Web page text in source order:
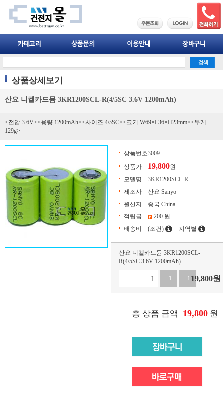
상품상세보기
산요 니켈카드뮴 3KR1200SCL-R(4/5SC 3.6V 1200mAh)
<전압 3.6V><용량 1200mAh><사이즈 4/5SC><크기 W69×L36×H23mm><무게
129g>
상품번호3009
상품가
19,800원
모델명
3KR1200SCL-R
제조사
산요 Sanyo
원산지
중국 China
적립금
200 원
배송비
(조건) 지역별
산요 니켈카드뮴 3KR1200SCL-
R(4/5SC 3.6V 1200mAh)
+1 -1 19,800원
총 상품 금액 19,800 원